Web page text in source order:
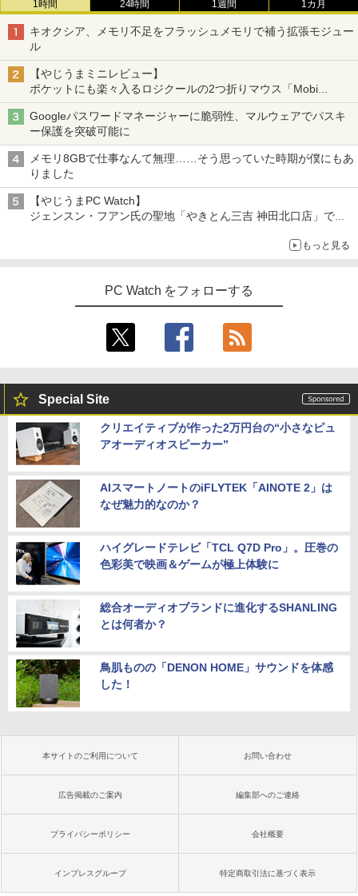
1時間 24時間 1週間 1カ月
キオクシア、メモリ不足をフラッシュメモリで補う拡張モジュー
ル
【やじうまミニレビュー】
ポケットにも楽々入るロジクールの2つ折りマウス「Mobi
Fold」。その気になるギミックとは？
Googleパスワードマネージャーに脆弱性、マルウェアでパスキ
ー保護を突破可能に
メモリ8GBで仕事なんて無理……そう思っていた時期が僕にもあ
りました
【やじうまPC Watch】
ジェンスン・フアン氏の聖地「やきとん三吉 神田北口店」で
～コース名を変更したのはNVIDIAに怒られたからではないもっと見る
PC Watch をフォローする
Special Site
クリエイティブが作った2万円台の“小さなピュ
アオーディオスピーカー”
AIスマートノートのiFLYTEK「AINOTE 2」は
なぜ魅力的なのか？
ハイグレードテレビ「TCL Q7D Pro」。圧巻の
色彩美で映画＆ゲームが極上体験に
総合オーディオブランドに進化するSHANLING
とは何者か？
鳥肌ものの「DENON HOME」サウンドを体感
した！
本サイトのご利用について お問い合わせ
広告掲載のご案内 編集部へのご連絡
プライバシーポリシー 会社概要
インプレスグループ 特定商取引法に基づく表示